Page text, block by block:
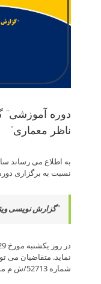
دوره آموزشی”
ناظر معماری”
به اطلاع می­ رساند
نسبت به برگزاری
”گزارش نویسی
نماید. متقاضیان می
شماره 52713/ش م مورخ 1402/11/07